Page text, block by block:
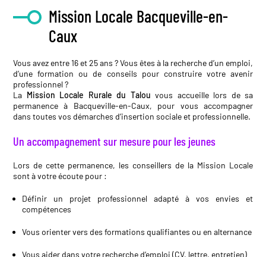
Mission Locale Bacqueville-en-
Caux
Vous avez entre 16 et 25 ans ? Vous êtes à la recherche d’un emploi,
d’une formation ou de conseils pour construire votre avenir
professionnel ?
La Mission Locale Rurale du Talou vous accueille lors de sa
permanence à Bacqueville-en-Caux, pour vous accompagner
dans toutes vos démarches d’insertion sociale et professionnelle.
Un accompagnement sur mesure pour les jeunes
Lors de cette permanence, les conseillers de la Mission Locale
sont à votre écoute pour :
Définir un projet professionnel adapté à vos envies et
compétences
Vous orienter vers des formations qualifiantes ou en alternance
Vous aider dans votre recherche d’emploi (CV, lettre, entretien)